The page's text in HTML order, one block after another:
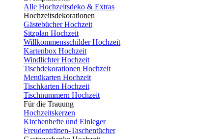
Alle Hochzeitsdeko & Extras
Hochzeitsdekorationen
Gästebücher Hochzeit
Sitzplan Hochzeit
Willkommensschilder Hochzeit
Kartenbox Hochzeit
Windlichter Hochzeit
Tischdekorationen Hochzeit
Menükarten Hochzeit
Tischkarten Hochzeit
Tischnummern Hochzeit
Für die Trauung
Hochzeitskerzen
Kirchenhefte und Einleger
Freudentränen-Taschentücher